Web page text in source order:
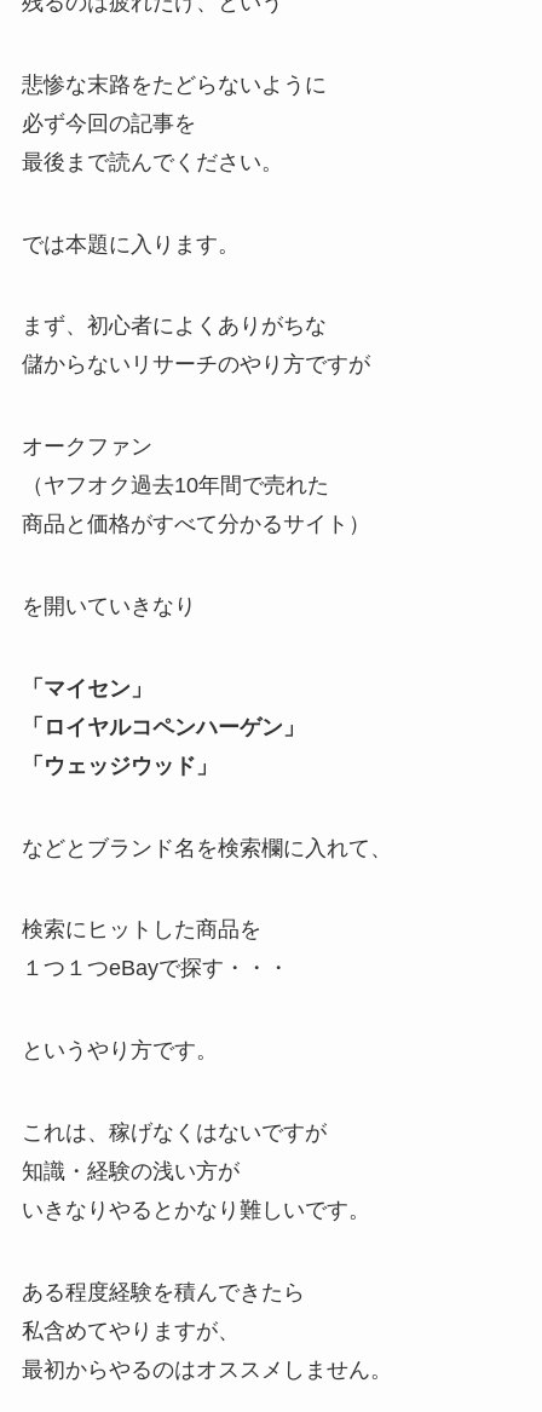
悲惨な末路をたどらないように
必ず今回の記事を
最後まで読んでください。
では本題に入ります。
まず、初心者によくありがちな
儲からないリサーチのやり方ですが
オークファン
（ヤフオク過去10年間で売れた
商品と価格がすべて分かるサイト）
を開いていきなり
「マイセン」
「ロイヤルコペンハーゲン」
「ウェッジウッド」
などとブランド名を検索欄に入れて、
検索にヒットした商品を
１つ１つeBayで探す・・・
というやり方です。
これは、稼げなくはないですが
知識・経験の浅い方が
いきなりやるとかなり難しいです。
ある程度経験を積んできたら
私含めてやりますが、
最初からやるのはオススメしません。